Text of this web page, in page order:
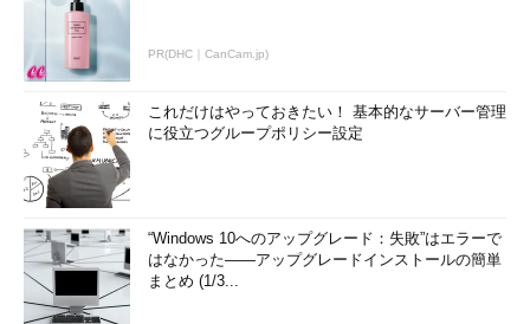
PR(DHC｜CanCam.jp)
これだけはやっておきたい！ 基本的なサーバー管理
に役立つグループポリシー設定
“Windows 10へのアップグレード：失敗”はエラーで
はなかった――アップグレードインストールの簡単
まとめ (1/3...